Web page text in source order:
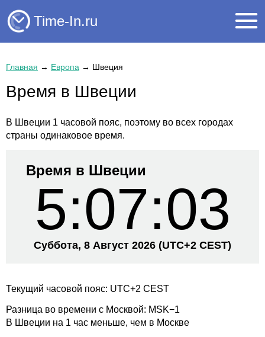
Time-In.ru
Главная → Европа → Швеция
Время в Швеции
В Швеции 1 часовой пояс, поэтому во всех городах
страны одинаковое время.
Время в Швеции
5:07:03
Суббота, 8 Август 2026 (UTC+2 CEST)
Текущий часовой пояс: UTC+2 CEST
Разница во времени с Москвой: MSK−1
В Швеции на 1 час меньше, чем в Москве